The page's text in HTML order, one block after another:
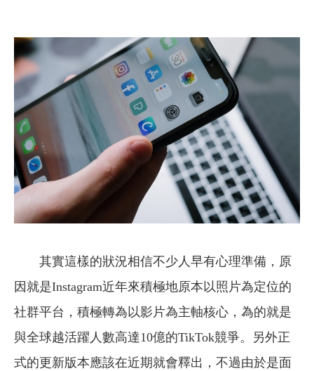
其實這樣的狀況相信不少人早有心理準備，原
因就是Instagram近年來積極地原本以照片為定位的
社群平台，積極轉為以影片為主軸核心，為的就是
與全球越活躍人數高達10億的TikTok競爭。另外正
式的更新版本應該在近期就會釋出，不過由於是面